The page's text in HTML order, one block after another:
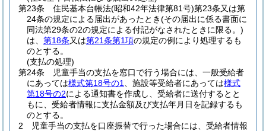
第23条
住民基本台帳法(昭和42年法律第81号)第23条又は第
24条の規定による届出があったとき(その届出に係る書面に
同法第29条の2の規定による付記がなされたときに限る。)
は、 第18条又は第21条第1項の規定の例により処理するも
のとする。
(支払の処理)
第24条
児童手当の支払を窓口で行う場合には、一般受給者
にあっては様式第18号の1 、施設等受給者にあっては様式
第18号の2による通知書を作成し、受給者に送付するとと
もに、受給者情報に支払金額及び支払年月日を記録するも
のとする。
2
児童手当の支払を口座振替で行った場合には、受給者情報